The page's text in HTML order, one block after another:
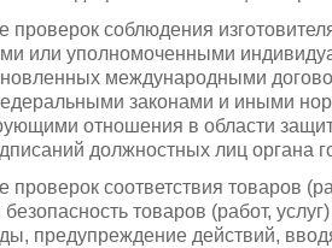
проверок соблюдения
или уполномоченными
международными
законами и иными
отношения в области
должностных лиц органа
соответствия товаров
товаров (работ,
предупреждение действий,